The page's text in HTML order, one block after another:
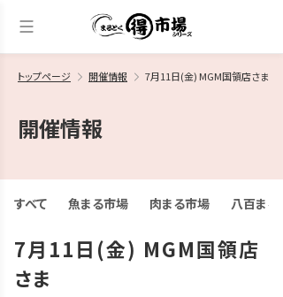
トップページ 開催情報 7月11日(金) MGM国領店さま
開催情報
すべて 魚まる市場 肉まる市場 八百まる
7月11日(金) MGM国領店
さま